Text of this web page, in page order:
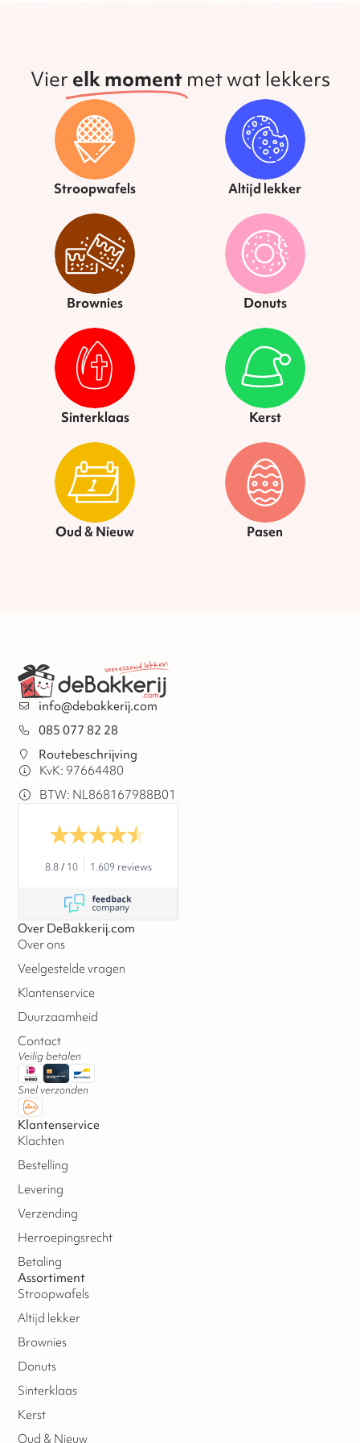
Vier elk moment met wat lekkers
Stroopwafels Altijd lekker
Brownies Donuts
Sinterklaas Kerst
Oud & Nieuw Pasen
info@debakkerij.com
085 077 82 28
Routebeschrijving
KvK: 97664480
BTW: NL868167988B01
8.8/ 10 1.609 reviews
Over DeBakkerij.com
Over ons
Veelgestelde vragen
Klantenservice
Duurzaamheid
Contact
Veilig betalen
Snel verzonden
Klantenservice
Klachten
Bestelling
Levering
Verzending
Herroepingsrecht
Betaling
Assortiment
Stroopwafels
Altijd lekker
Brownies
Donuts
Sinterklaas
Kerst
Oud & Nieuw